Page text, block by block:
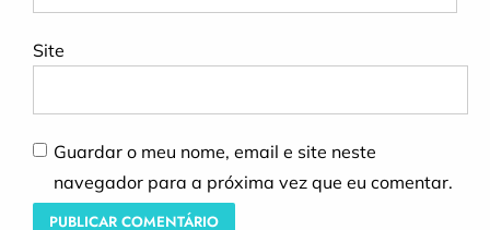
Site
Guardar o meu nome, email e site neste
navegador para a próxima vez que eu comentar.